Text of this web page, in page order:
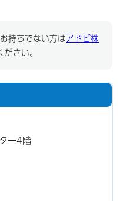
持ちでない方はアドビ株
さい。
ー4階